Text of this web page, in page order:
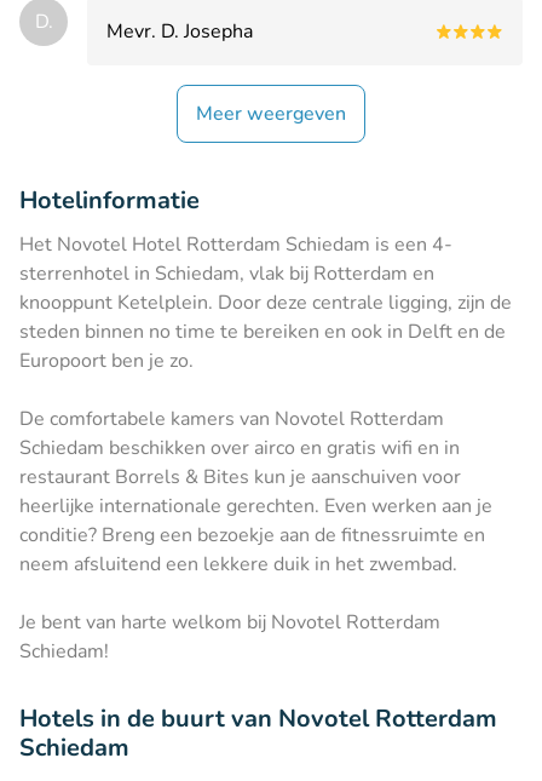
D. Mevr. D. Josepha
Meer weergeven
Hotelinformatie
Het Novotel Hotel Rotterdam Schiedam is een 4-
sterrenhotel in Schiedam, vlak bij Rotterdam en
knooppunt Ketelplein. Door deze centrale ligging, zijn de
steden binnen no time te bereiken en ook in Delft en de
Europoort ben je zo.
De comfortabele kamers van Novotel Rotterdam
Schiedam beschikken over airco en gratis wifi en in
restaurant Borrels & Bites kun je aanschuiven voor
heerlijke internationale gerechten. Even werken aan je
conditie? Breng een bezoekje aan de fitnessruimte en
neem afsluitend een lekkere duik in het zwembad.
Je bent van harte welkom bij Novotel Rotterdam
Schiedam!
Hotels in de buurt van Novotel Rotterdam
Schiedam